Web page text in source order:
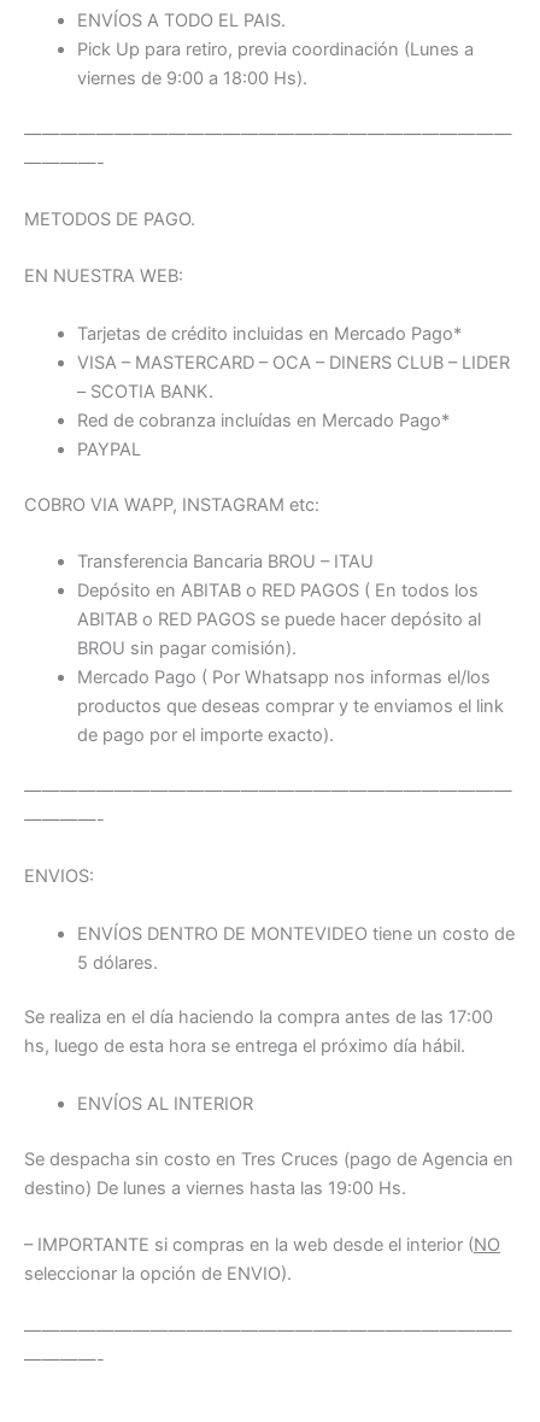
ENVÍOS A TODO EL PAIS.
Pick Up para retiro, previa coordinación (Lunes a
viernes de 9:00 a 18:00 Hs).
———————————————————————————
————-
METODOS DE PAGO.
EN NUESTRA WEB:
Tarjetas de crédito incluidas en Mercado Pago*
VISA – MASTERCARD – OCA – DINERS CLUB – LIDER
– SCOTIA BANK.
Red de cobranza incluídas en Mercado Pago*
PAYPAL
COBRO VIA WAPP, INSTAGRAM etc:
Transferencia Bancaria BROU – ITAU
Depósito en ABITAB o RED PAGOS ( En todos los
ABITAB o RED PAGOS se puede hacer depósito al
BROU sin pagar comisión).
Mercado Pago ( Por Whatsapp nos informas el/los
productos que deseas comprar y te enviamos el link
de pago por el importe exacto).
———————————————————————————
————-
ENVIOS:
ENVÍOS DENTRO DE MONTEVIDEO tiene un costo de
5 dólares.
Se realiza en el día haciendo la compra antes de las 17:00
hs, luego de esta hora se entrega el próximo día hábil.
ENVÍOS AL INTERIOR
Se despacha sin costo en Tres Cruces (pago de Agencia en
destino) De lunes a viernes hasta las 19:00 Hs.
– IMPORTANTE si compras en la web desde el interior (NO
seleccionar la opción de ENVIO).
———————————————————————————
————-